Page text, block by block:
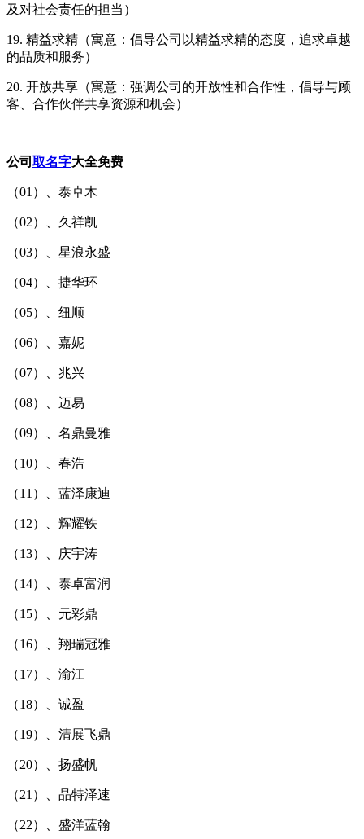
及对社会责任的担当）
19. 精益求精（寓意：倡导公司以精益求精的态度，追求卓越
的品质和服务）
20. 开放共享（寓意：强调公司的开放性和合作性，倡导与顾
客、合作伙伴共享资源和机会）
公司 取名字大全免费
（01）、泰卓木
（02）、久祥凯
（03）、星浪永盛
（04）、捷华环
（05）、纽顺
（06）、嘉妮
（07）、兆兴
（08）、迈易
（09）、名鼎曼雅
（10）、春浩
（11）、蓝泽康迪
（12）、辉耀铁
（13）、庆宇涛
（14）、泰卓富润
（15）、元彩鼎
（16）、翔瑞冠雅
（17）、渝江
（18）、诚盈
（19）、清展飞鼎
（20）、扬盛帆
（21）、晶特泽速
（22）、盛洋蓝翰